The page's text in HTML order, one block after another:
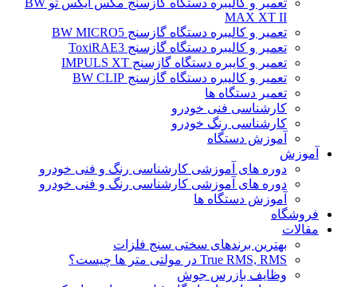
MAX XT II
تعمیر و کالیبره دستگاه گازسنج BW MICRO5
تعمیر و کالیبره دستگاه گازسنج ToxiRAE3
تعمیر و کایبره دستگاه گازسنج IMPULS XT
تعمیر و کالیبره دستگاه گازسنج BW CLIP
تعمیر دستگاه ها
کارشناسی فنی خودرو
کارشناسی رنگ خودرو
آموزش دستگاه
آموزش
دوره های آموزشی کارشناسی رنگ و فنی خودرو
دوره های آموزشی کارشناسی رنگ و فنی خودرو
آموزش دستگاه ها
فروشگاه
مقالات
بهترین برندهای سختی سنج فلزات
True RMS, RMS در مولتی متر ها چیست؟
وظایف بازرس جوش